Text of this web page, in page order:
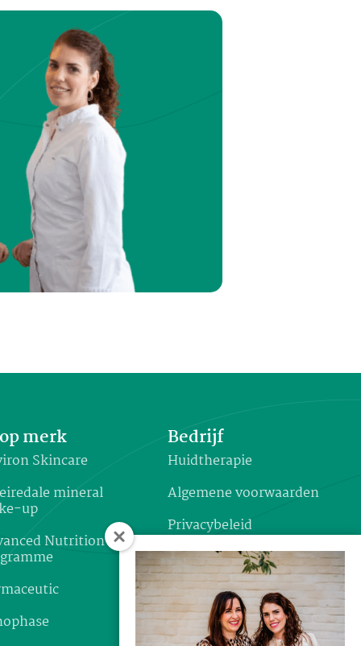
merk
Skincare
mineral
up
Nutrition
Bedrijf
Huidtherapie
Algemene voorwaarden
Privacybeleid
Garantie & klachten
Verzenden & retourneren
Disclaimer